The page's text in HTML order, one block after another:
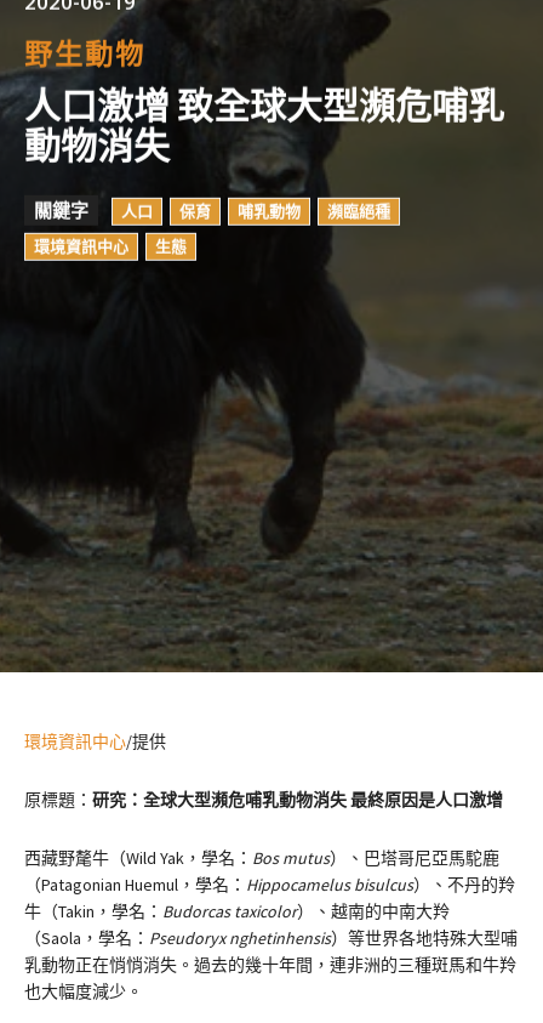
野生動物
人口激增 致全球大型瀕危哺乳
動物消失
關鍵字 人口 保育 哺乳動物
瀕臨絕種
環境資訊中心
生態
環境資訊中心/提供
原標題： 研究：全球大型瀕危哺乳動物消失 最終原因是人口激增
西藏野氂牛（Wild Yak，學名： Bos mutus）、巴塔哥尼亞馬駝鹿
（Patagonian Huemul，學名： Hippocamelus bisulcus）、不丹的羚
牛（Takin，學名： Budorcas taxicolor）、越南的中南大羚
（Saola，學名： Pseudoryx nghetinhensis）等世界各地特殊大型哺
乳動物正在悄悄消失。過去的幾十年間，連非洲的三種斑馬和牛羚
也大幅度減少。